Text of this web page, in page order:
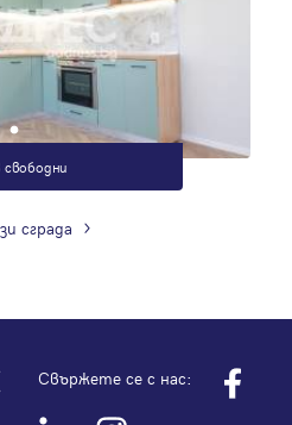
сграда
Свържете се с нас: